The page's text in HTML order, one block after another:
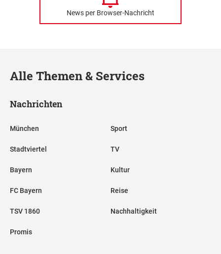
News per Browser-Nachricht
Alle Themen & Services
Nachrichten
München
Stadtviertel
Bayern
FC Bayern
TSV 1860
Promis
Sport
TV
Kultur
Reise
Nachhaltigkeit